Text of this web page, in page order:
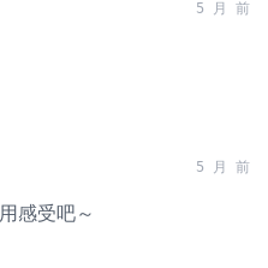
5 月 前
5 月 前
感受吧～